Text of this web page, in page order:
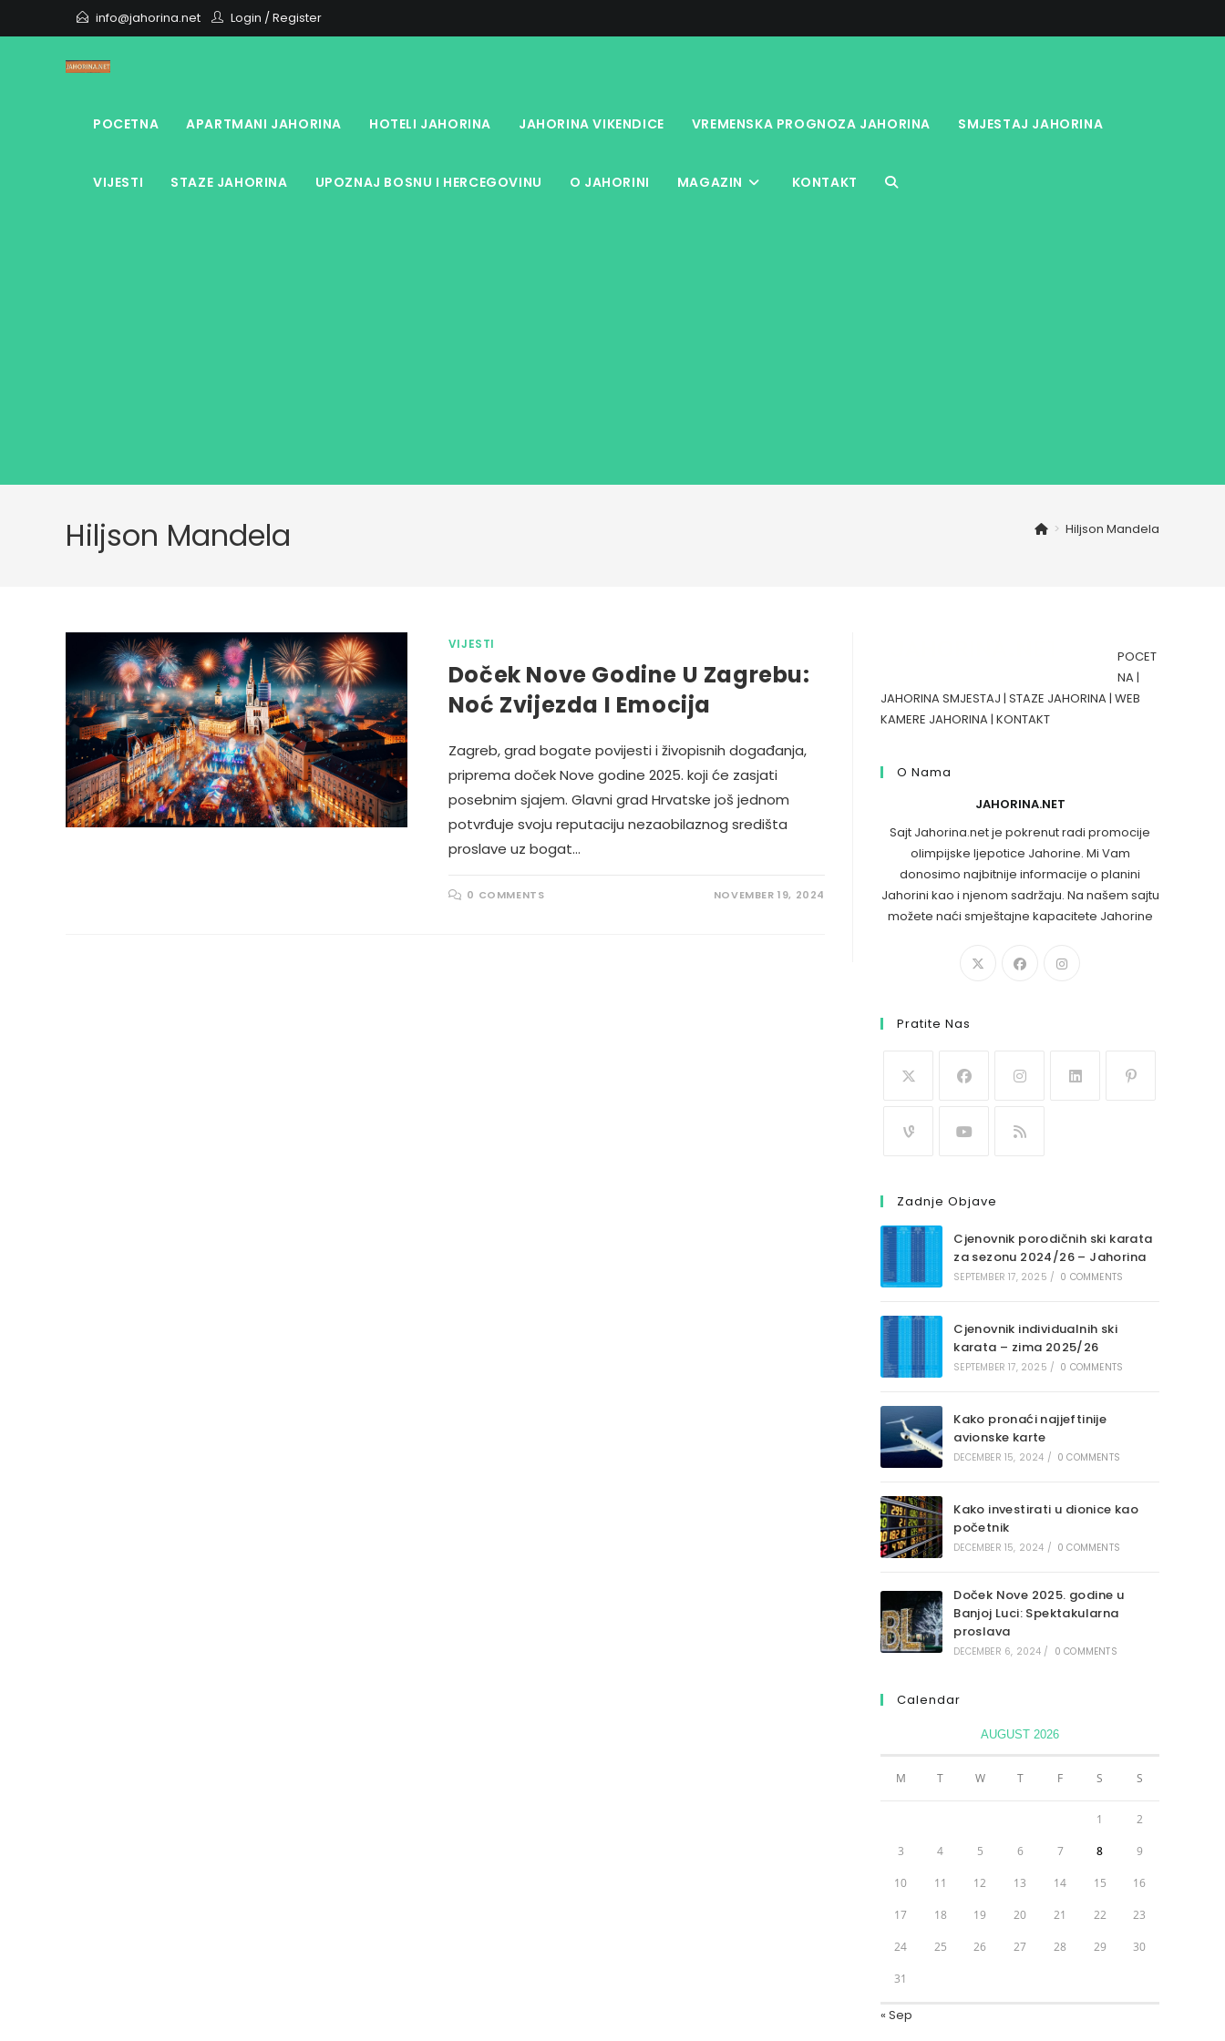
to
info@jahorina.net Login /Register
POCETNA APARTMANI JAHORINA HOTELI JAHORINA JAHORINA VIKENDICE VREMENSKA PROGNOZA JAHORINA SMJESTAJ JAHORINA
VIJESTI STAZE JAHORINA UPOZNAJ BOSNU I HERCEGOVINU O JAHORINI MAGAZIN KONTAKT TOGGLE
Hiljson Mandela > Hiljson Mandela
VIJESTI
Doček Nove Godine U Zagrebu:
Noć Zvijezda I Emocija
Zagreb, grad bogate povijesti i živopisnih događanja,
priprema doček Nove godine 2025. koji će zasjati
posebnim sjajem. Glavni grad Hrvatske još jednom
potvrđuje svoju reputaciju nezaobilaznog središta
proslave uz bogat…
0 COMMENTS NOVEMBER 19, 2024
POCET
NA|
JAHORINA SMJESTAJ | STAZE JAHORINA| WEB
KAMERE JAHORINA| KONTAKT
O Nama
JAHORINA.NET
Sajt Jahorina.net je pokrenut radi promocije
olimpijske ljepotice Jahorine. Mi Vam
donosimo najbitnije informacije o planini
Jahorini kao i njenom sadržaju. Na našem sajtu
možete naći smještajne kapacitete Jahorine
Pratite Nas
Zadnje Objave
Cjenovnik porodičnih ski karata
za sezonu 2024/26 – Jahorina
SEPTEMBER 17, 2025 / 0 COMMENTS
Cjenovnik individualnih ski
karata – zima 2025/26
SEPTEMBER 17, 2025 / 0 COMMENTS
Kako pronaći najjeftinije
avionske karte
DECEMBER 15, 2024 / 0 COMMENTS
Kako investirati u dionice kao
početnik
DECEMBER 15, 2024 / 0 COMMENTS
Doček Nove 2025. godine u
Banjoj Luci: Spektakularna
proslava
DECEMBER 6, 2024 / 0 COMMENTS
Calendar
AUGUST 2026
M T W T F S S
1 2
3 4 5 6 7 8 9
10 11 12 13 14 15 16
17 18 19 20 21 22 23
24 25 26 27 28 29 30
31
« Sep